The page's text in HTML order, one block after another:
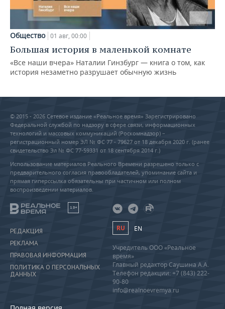
Общество 01 авг, 00:00
Большая история в маленькой комнате
«Все наши вчера» Наталии Гинзбург — книга о том, как
история незаметно разрушает обычную жизнь
© 2015 - 2026 Сетевое издание «Реальное время» Зарегистрировано
Федеральной службой по надзору в сфере связи, информационных
технологий и массовых коммуникаций (Роскомнадзор) –
регистрационный номер ЭЛ № ФС 77 - 79627 от 18 декабря 2020 г. (ранее
свидетельство Эл № ФС 77-59331 от 18 сентября 2014 г.)
Использование материалов Реального Времени разрешено только с
предварительного согласия правообладателей, упоминание сайта и
прямая гиперссылка обязательны при частичном или полном
воспроизведении материалов.
18+
РЕДАКЦИЯ
РЕКЛАМА
ПРАВОВАЯ ИНФОРМАЦИЯ
ПОЛИТИКА О ПЕРСОНАЛЬНЫХ
ДАННЫХ
RU EN
Учредитель ООО «Реальное
время»
Главный редактор Саушина А.А.
Телефон редакции: +7 (843) 222-
90-80
info@realnoevremya.ru